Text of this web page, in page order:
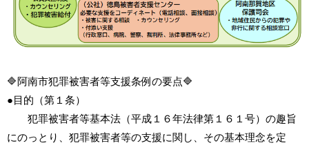
🔷阿南市犯罪被害者等支援条例の要点🔷
●目的（第１条）
犯罪被害者等基本法（平成１６年法律第１６１号）の趣旨
にのっとり、犯罪被害者等の支援に関し、その基本理念を定